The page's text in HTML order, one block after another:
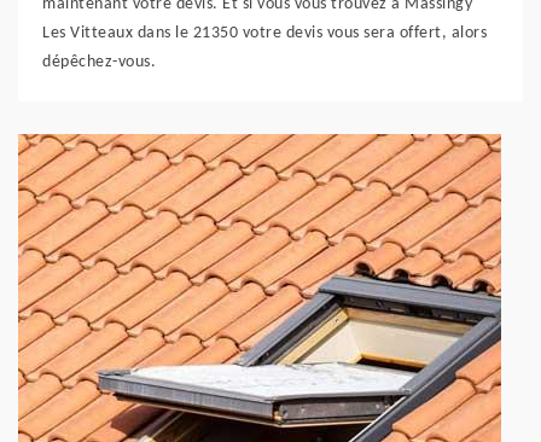
maintenant votre devis. Et si vous vous trouvez à Massingy
Les Vitteaux dans le 21350 votre devis vous sera offert, alors
dépêchez-vous.